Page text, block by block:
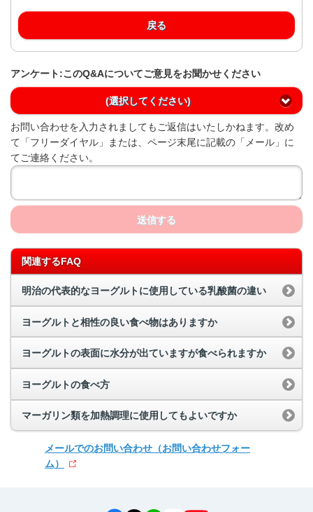
戻る
アンケート:このQ&Aについてご意見をお聞かせください
(選択してください)
お問い合わせを入力されましてもご返信はいたしかねます。改め
て「フリーダイヤル」または、ページ末尾に記載の「メール」に
てご連絡ください。
送信する
関連するFAQ
明治の代表的なヨーグルトに使用している乳酸菌の違い
ヨーグルトと相性の良い食べ物はありますか
ヨーグルトの表面に水分が出ていますが食べられますか
ヨーグルトの食べ方
マーガリン類を加熱調理に使用してもよいですか
メールでのお問い合わせ （お問い合わせフォー
ム）